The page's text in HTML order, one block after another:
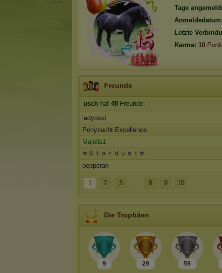
Tage
Letzte
Karma: 10
Freunde
usch hat 48 Freunde:
ladyossi
Ponyzucht Excellence
Majella1
✯Ｓｔａｒｄｕｓｔ✯
pepperan
1 2 3 ... 8 9 10
Die Trophäen
9 29 59